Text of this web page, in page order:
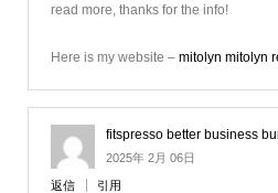
read more, thanks for the info!
Here is my website – mitolyn mitolyn
fitspresso better business
2025年 2月 06日
返信 引用